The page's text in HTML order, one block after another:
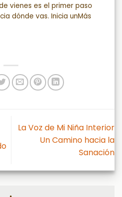
vienes es el primer paso
dónde vas. Inicia unMás
La Voz de Mi Niña Interior
Un Camino hacia la
Sanación